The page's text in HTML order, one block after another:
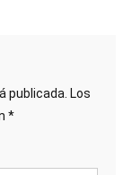
publicada. Los
*